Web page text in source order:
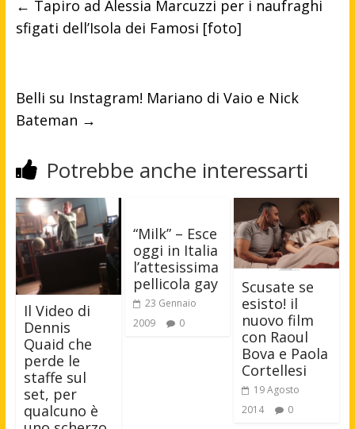
← Tapiro ad Alessia Marcuzzi per i naufraghi
sfigati dell’Isola dei Famosi [foto]
Belli su Instagram! Mariano di Vaio e Nick
Bateman →
Potrebbe anche interessarti
Il Video di
Dennis
Quaid che
perde le
staffe sul
set, per
qualcuno è
“Milk” – Esce
oggi in Italia
l’attesissima
pellicola gay
23 Gennaio
2009
0
Scusate se
esisto! il
nuovo film
con Raoul
Bova e Paola
Cortellesi
19 Agosto
2014
0